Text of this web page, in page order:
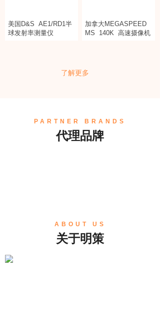
美国D&S AE1/RD1半
球发射率测量仪
加拿大MEGASPEED
MS
140K 高速摄像机
了解更多
PARTNER BRANDS
代理品牌
ABOUT US
关于明策